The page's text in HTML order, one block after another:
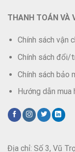
Địa chỉ: Số 3, Vũ
THANH TOÁN VÀ
Chính sách vận
Chính sách đổi/
Chính sách bảo
Hướng dẫn mua